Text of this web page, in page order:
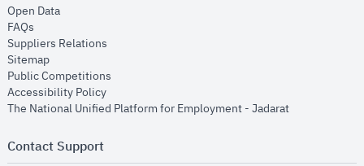
Open Dataopens in new window
FAQs
Suppliers Relations
Sitemapopens in new window
Public Competitions
Accessibility Policyopens in new window
The National Unified Platform for Employment - Jadaratopens in new
Contact Support